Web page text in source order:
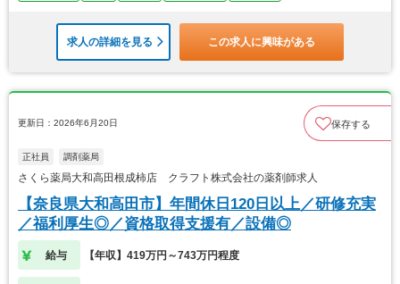
求人の詳細を見る この求人に興味がある
更新日：2026年6月20日 保存する
正社員 調剤薬局
さくら薬局大和高田根成柿店 クラフト株式会社の薬剤師求人
【奈良県大和高田市】年間休日120日以上／研修充実
／福利厚生◎／資格取得支援有／設備◎
給与 【年収】419万円～743万円程度